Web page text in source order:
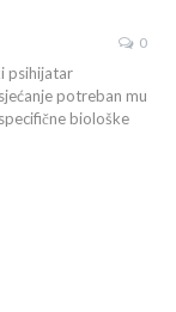
0
psihijatar
potreban mu
biološke